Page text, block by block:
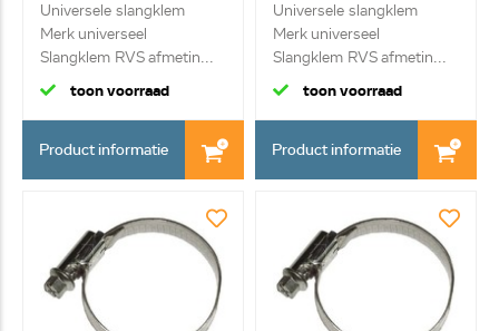
Universele slangklem
Merk universeel
Slangklem RVS afmetin...
toon voorraad
Product informatie
Universele slangklem
Merk universeel
Slangklem RVS afmetin...
toon voorraad
Product informatie